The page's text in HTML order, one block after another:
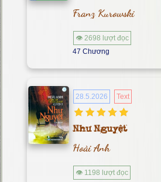
Franz Kurowski
👁 2698 lượt đọc
47 Chương
28.5.2026 Text
Như Nguyệt
Hoài Anh
👁 1198 lượt đọc